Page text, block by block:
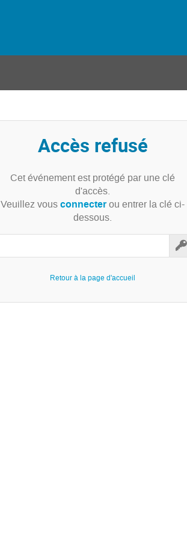
Accès refusé
Cet événement est protégé par une clé
d'accès.
Veuillez vous connecter ou entrer la clé ci-
dessous.
Retour à la page d'accueil